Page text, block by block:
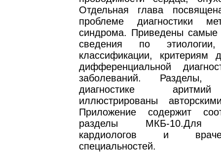
Отдельная глава
проблеме диагностики
синдрома. Приведены самые
сведения по этиологии,
классификации, критериям
дифференциальной
заболеваний. Разделы,
диагностике
иллюстрированы
Приложение содержит
разделы МКБ-10.Для
кардиологов и
специальностей.